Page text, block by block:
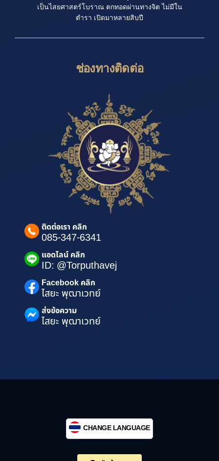
เป็นไสยศาสตร์โบราณ ตกทอดผ่านทางจิต ไม่มีใน
ตำรา เปิดมาหลายสิบปี
ช่องทางติดต่อ
ติดต่อเรา คลิก
085-347-6341
แอดไลน์ คลิก
ID: @Torputhavej
Facebook คลิก
ไสยะ พุฒาเวทย์
ส่งข้อความ
ไสยะ พุฒาเวทย์
CHANGE LANGUAGE